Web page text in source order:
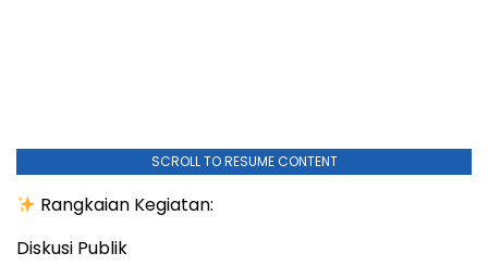
SCROLL TO RESUME CONTENT
Rangkaian Kegiatan:
Diskusi Publik